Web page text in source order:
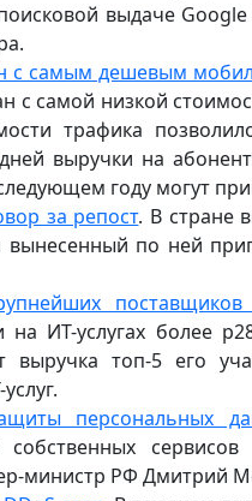
выдаче
с самым дешевым
с самой низкой
трафика
выручки на
году могут
за репост. В стране
вынесенный по ней
поставщиков
на ИТ-услугах более
выручка топ-5 его
персональных
министр РФ Дмитрий